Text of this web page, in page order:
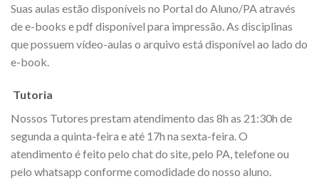
Suas aulas estão disponíveis no Portal do Aluno/PA através
de e-books e pdf disponível para impressão. As disciplinas
que possuem vídeo-aulas o arquivo está disponível ao lado do
e-book.
Tutoria
Nossos Tutores prestam atendimento das 8h as 21:30h de
segunda a quinta-feira e até 17h na sexta-feira. O
atendimento é feito pelo chat do site, pelo PA, telefone ou
pelo whatsapp conforme comodidade do nosso aluno.